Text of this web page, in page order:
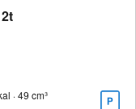
· 49 cm³